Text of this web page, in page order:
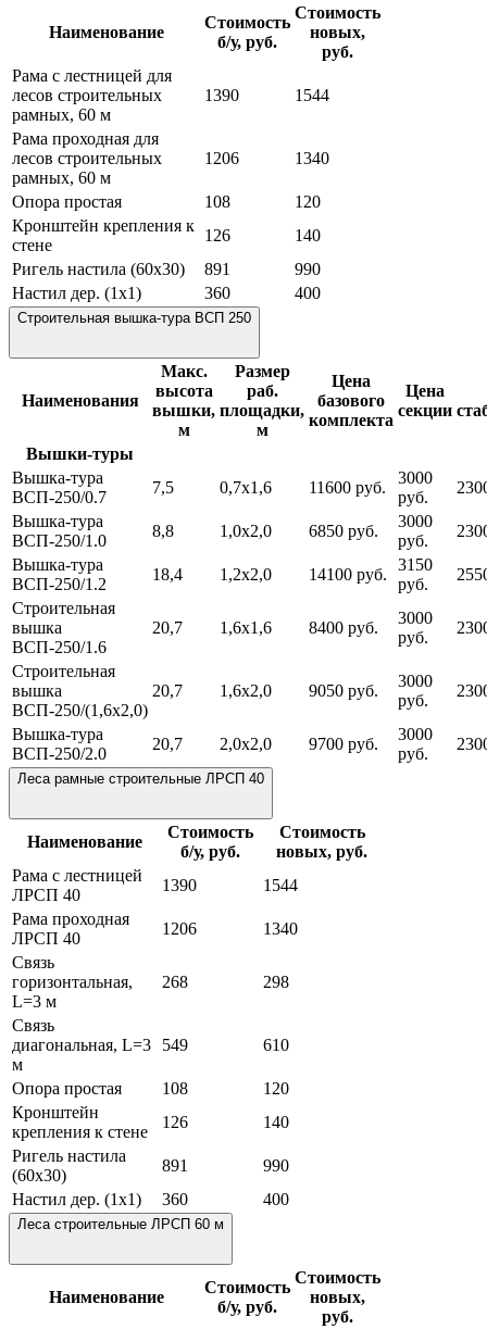
Наименование
Стоимость
б/у, руб.
Стоимость
новых,
руб.
Рама с лестницей для
лесов строительных
рамных, 60 м
1390 1544
Рама проходная для
лесов строительных
рамных, 60 м
1206 1340
Опора простая 108
120
Кронштейн крепления к
стене
126
140
Ригель настила (60х30)
891
990
Настил дер. (1х1)
360 400
Строительная вышка-тура ВСП 250
Наименования
Макс.
высота
вышки,
м
Размер
раб.
площадки,
м
Цена
базового
комплекта
Цена
секции
Вышки-туры
Вышка-тура
ВСП-250/0.7
7,5 0,7х1,6 11600 руб.
3000
руб.
Вышка-тура
ВСП-250/1.0
8,8 1,0х2,0 6850 руб.
3000
руб.
Вышка-тура
ВСП-250/1.2
18,4 1,2х2,0 14100 руб.
3150
руб.
Строительная
вышка
ВСП-250/1.6
20,7 1,6х1,6 8400 руб.
3000
руб.
Строительная
вышка
ВСП-250/(1,6х2,0)
20,7 1,6х2,0 9050 руб.
3000
руб.
Вышка-тура
ВСП-250/2.0
20,7 2,0х2,0 9700 руб.
3000
руб.
Леса рамные строительные ЛРСП 40
Наименование
Стоимость
б/у, руб.
Стоимость
новых, руб.
Рама с лестницей
ЛРСП 40
1390
1544
Рама проходная
ЛРСП 40
1206
1340
Связь
горизонтальная,
L=3 м
268 298
Связь
диагональная, L=3
м
549 610
Опора простая 108
120
Кронштейн
крепления к стене
126
140
Ригель настила
(60х30)
891
990
Настил дер. (1х1)
360 400
Леса строительные ЛРСП 60 м
Наименование
Стоимость
б/у, руб.
Стоимость
новых,
руб.